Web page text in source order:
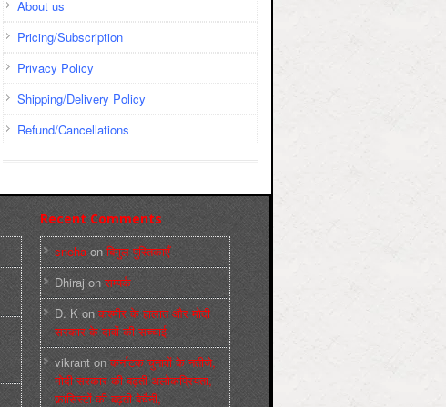
About us
Pricing/Subscription
Privacy Policy
Shipping/Delivery Policy
Refund/Cancellations
Recent Comments
snehaonबिगुल पुस्तिकाएँ
Dhirajon सम्पर्क
D. Konकश्मीर के हालात और मोदी
सरकार के दावों की सच्चाई
vikrantonकर्नाटक चुनावों के नतीजे,
मोदी सरकार की बढ़ती अलोकप्रियता,
फ़ासिस्टों की बढ़ती बेचैनी,